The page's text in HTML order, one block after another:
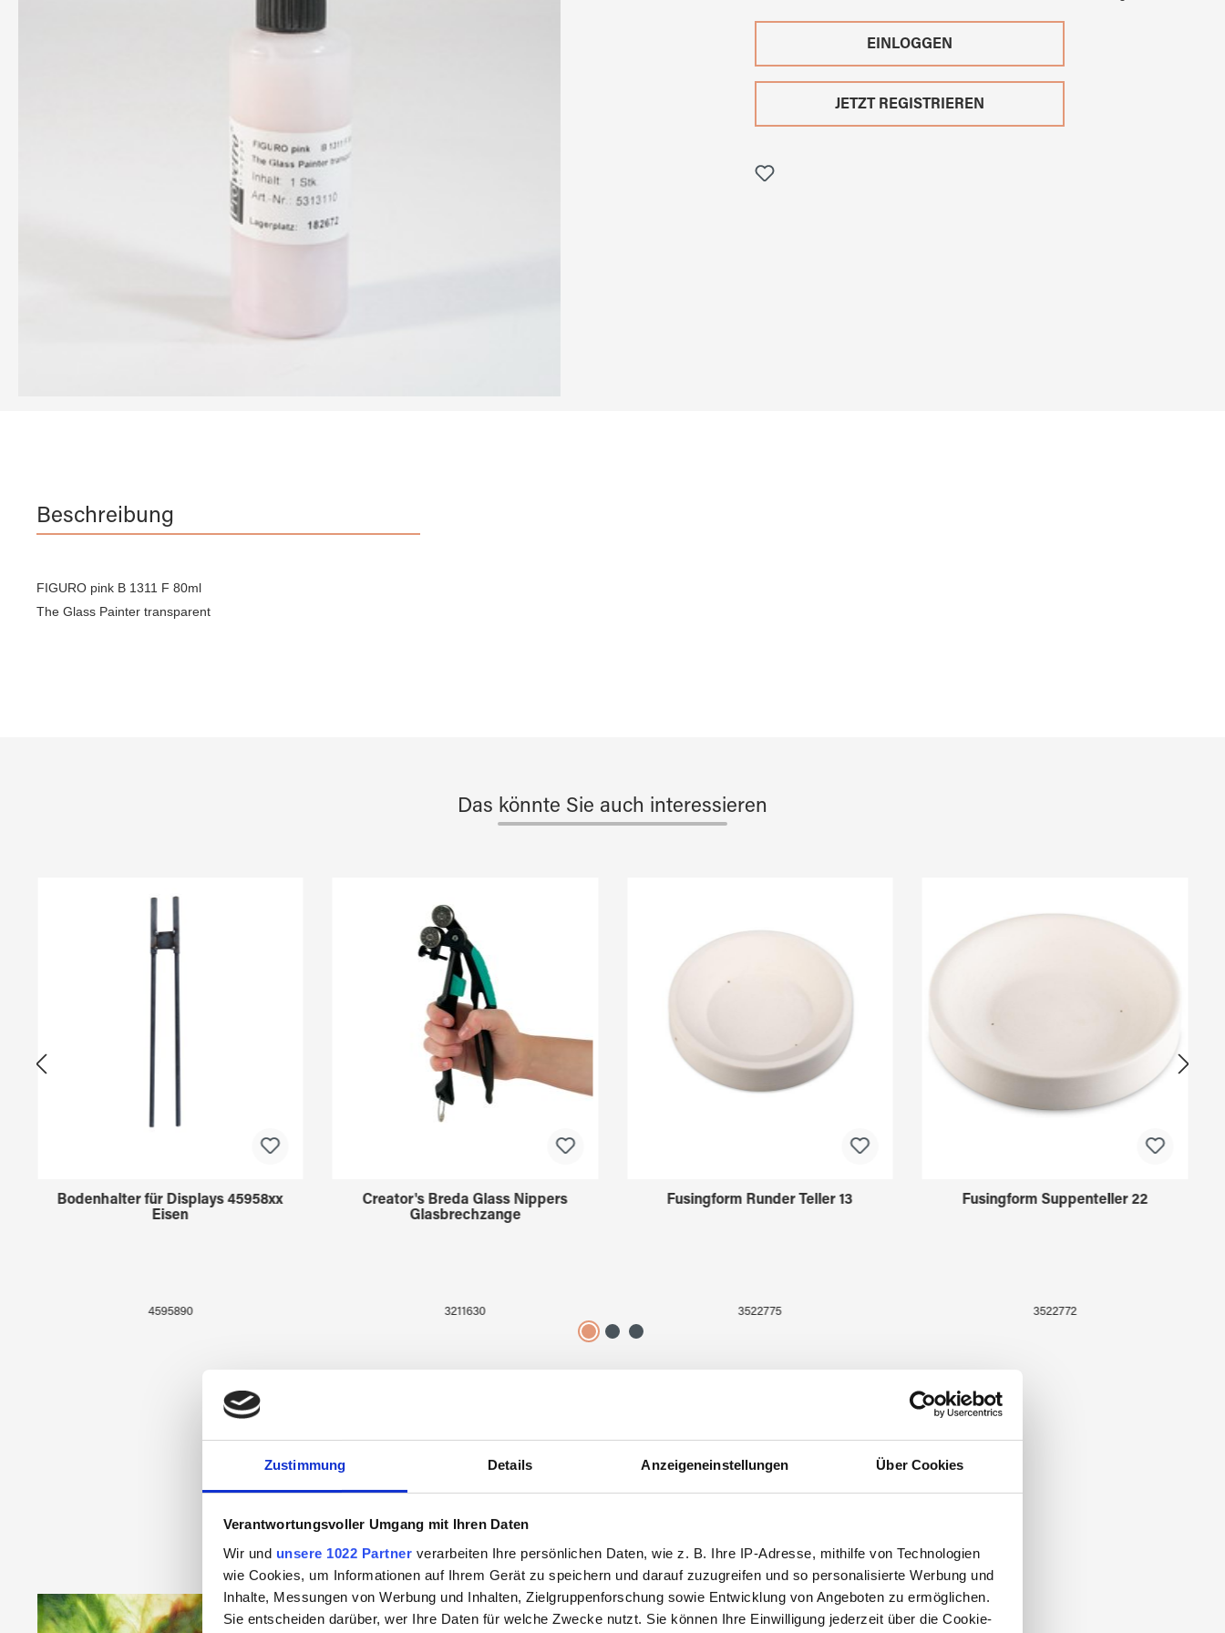
Zustimmung Details Anzeigeneinstellungen Über Cookies
Verantwortungsvoller Umgang mit Ihren Daten
Wir und unsere 1022 Partner verarbeiten Ihre persönlichen Daten, wie z. B. Ihre IP-Adresse, mithilfe von Technologien
wie Cookies, um Informationen auf Ihrem Gerät zu speichern und darauf zuzugreifen und so personalisierte Werbung und
Inhalte, Messungen von Werbung und Inhalten, Zielgruppenforschung sowie Entwicklung von Angeboten zu ermöglichen.
Sie entscheiden darüber, wer Ihre Daten für welche Zwecke nutzt. Sie können Ihre Einwilligung jederzeit über die Cookie-
EINLOGGEN
JETZT REGISTRIEREN
Beschreibung
FIGURO pink B 1311 F 80ml
The Glass Painter transparent
Das könnte Sie auch interessieren
Bodenhalter für Displays 45958xx
Eisen
4595890
Creator's Breda Glass Nippers
Glasbrechzange
3211630
Fusingform Runder Teller 13
3522775
Fusingform Suppenteller 22
3522772
Zuletzt angesehen
Produktgalerie überspringen
SALE